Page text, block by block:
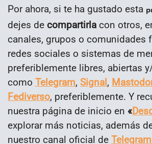
Por ahora, si te ha gustado esta
dejes de compartirla con otros,
canales, grupos o comunidades
redes sociales o sistemas de
preferiblemente libres, abiertas
como Telegram, Signal,
Fediverso, preferiblemente. Y
nuestra página de inicio en «
explorar más noticias, además
nuestro canal oficial de